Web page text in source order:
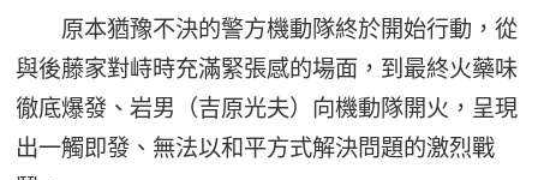
原本猶豫不決的警方機動隊終於開始行動，從
與後藤家對峙時充滿緊張感的場面，到最終火藥味
徹底爆發、岩男（吉原光夫）向機動隊開火，呈現
出一觸即發、無法以和平方式解決問題的激烈戰